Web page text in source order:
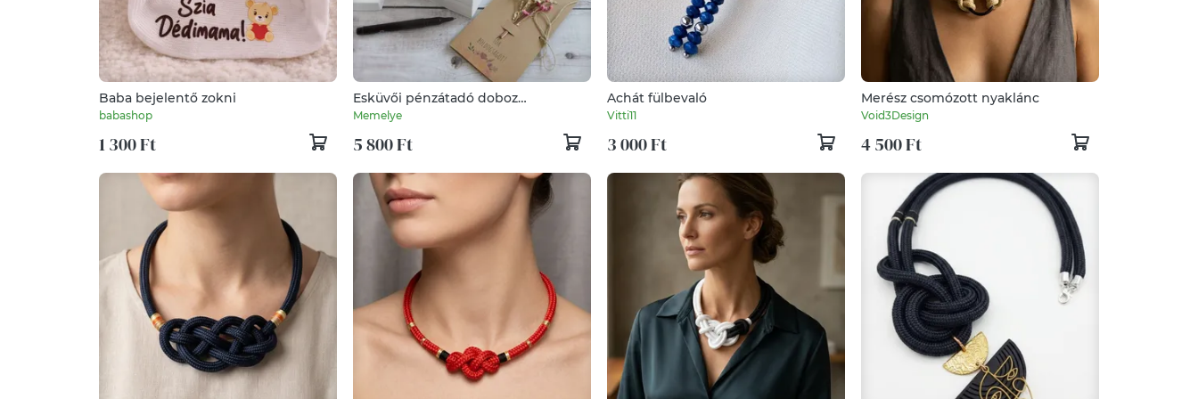
Baba bejelentő zokni
babashop
1 300 Ft
Esküvői pénzátadó doboz
kísérőkártyával - szív
Memelye
5 800 Ft
Achát fülbevaló
Vitti11
3 000 Ft
Merész csomózott nyaklánc
Void3Design
4 500 Ft